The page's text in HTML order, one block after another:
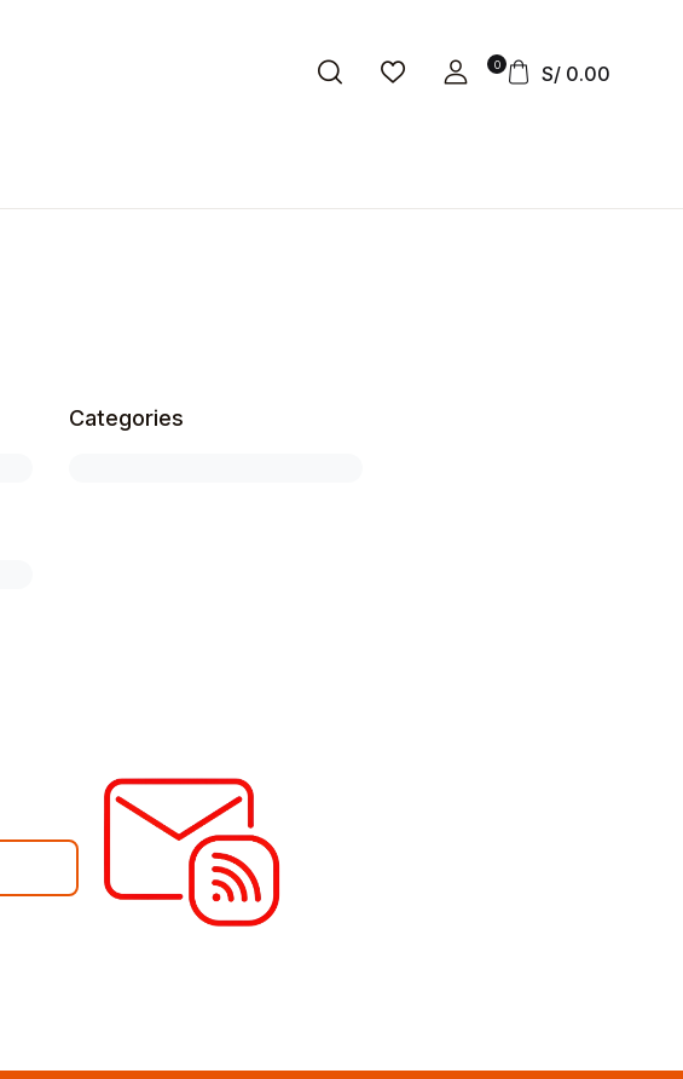
0 S/ 0.00
Categories